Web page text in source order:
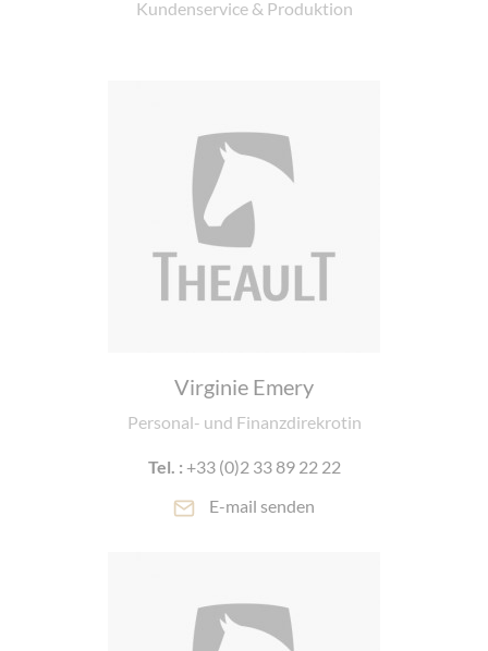
Kundenservice & Produktion
Virginie Emery
Personal- und Finanzdirekrotin
Tel. : +33 (0)2 33 89 22 22
E-mail senden